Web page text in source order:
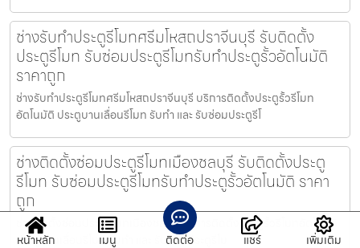
ช่างรับทำประตูรีโมทศรีมโหสถปราจีนบุรี รับติดตั้ง
ประตูรีโมท รับซ่อมประตูรีโมทรับทำประตูรั้วอัตโนมัติ
ราคาถูก
ช่างรับทำประตูรีโมทศรีมโหสถปราจีนบุรี บริการติดตั้งประตูรั้วรีโมท
อัตโนมัติ ประตูบานเลื่อนรีโมท รับทำ และ รับซ่อมประตูรีโ
ช่างติดตั้งซ่อมประตูรีโมทเมืองชลบุรี รับติดตั้งประตู
รีโมท รับซ่อมประตูรีโมทรับทำประตูรั้วอัตโนมัติ ราคา
ถูก
ช่างติดตั้งซ่อมประตูรีโมทเมืองชลบุรี บริการติดตั้งประตูรั้วรีโมทอัตโนมัติ
ประตูบานเลื่อนรีโมท รับทำ และ รับซ่อมประตูรีโม
หน้าหลัก เมนู ติดต่อ แชร์ เพิ่มเติม